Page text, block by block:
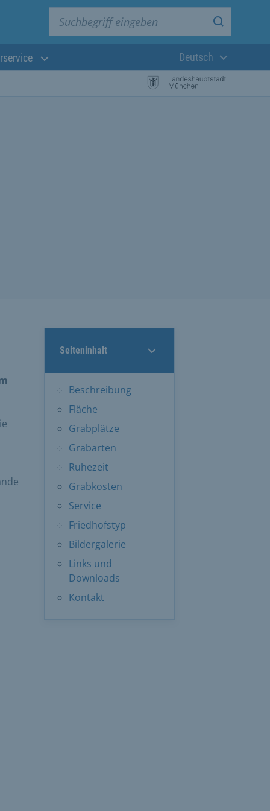
Suche
Aktuelle
Deutsch
Seiteninhalt
Beschreibung
Fläche
Grabplätze
Grabarten
Ruhezeit
Grabkosten
Service
Friedhofstyp
Bildergalerie
Links und
Downloads
Kontakt